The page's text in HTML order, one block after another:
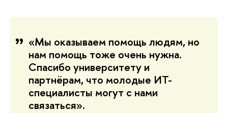
«Мы оказываем помощь людям, но
нам помощь тоже очень нужна.
Спасибо университету и
партнёрам, что молодые ИТ-
специалисты могут с нами
связаться».